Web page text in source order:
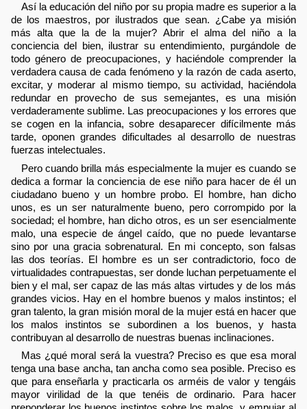
Así la educación del niño por su propia madre es superior a la
de los maestros, por ilustrados que sean. ¿Cabe ya misión
más alta que la de la mujer? Abrir el alma del niño a la
conciencia del bien, ilustrar su entendimiento, purgándole de
todo género de preocupaciones, y haciéndole comprender la
verdadera causa de cada fenómeno y la razón de cada aserto,
excitar, y moderar al mismo tiempo, su actividad, haciéndola
redundar en provecho de sus semejantes, es una misión
verdaderamente sublime. Las preocupaciones y los errores que
se cogen en la infancia, sobre desaparecer difícilmente más
tarde, oponen grandes dificultades al desarrollo de nuestras
fuerzas intelectuales.
Pero cuando brilla más especialmente la mujer es cuando se
dedica a formar la conciencia de ese niño para hacer de él un
ciudadano bueno y un hombre probo. El hombre, han dicho
unos, es un ser naturalmente bueno, pero corrompido por la
sociedad; el hombre, han dicho otros, es un ser esencialmente
malo, una especie de ángel caído, que no puede levantarse
sino por una gracia sobrenatural. En mi concepto, son falsas
las dos teorías. El hombre es un ser contradictorio, foco de
virtualidades contrapuestas, ser donde luchan perpetuamente el
bien y el mal, ser capaz de las más altas virtudes y de los más
grandes vicios. Hay en el hombre buenos y malos instintos; el
gran talento, la gran misión moral de la mujer está en hacer que
los malos instintos se subordinen a los buenos, y hasta
contribuyan al desarrollo de nuestras buenas inclinaciones.
Mas ¿qué moral será la vuestra? Preciso es que esa moral
tenga una base ancha, tan ancha como sea posible. Preciso es
que para enseñarla y practicarla os arméis de valor y tengáis
mayor virilidad de la que tenéis de ordinario. Para hacer